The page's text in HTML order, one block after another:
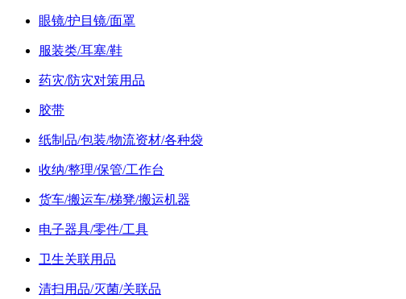
眼镜/护目镜/面罩
服装类/耳塞/鞋
药灾/防灾对策用品
胶带
纸制品/包装/物流资材/各种袋
收纳/整理/保管/工作台
货车/搬运车/梯凳/搬运机器
电子器具/零件/工具
卫生关联用品
清扫用品/灭菌/关联品